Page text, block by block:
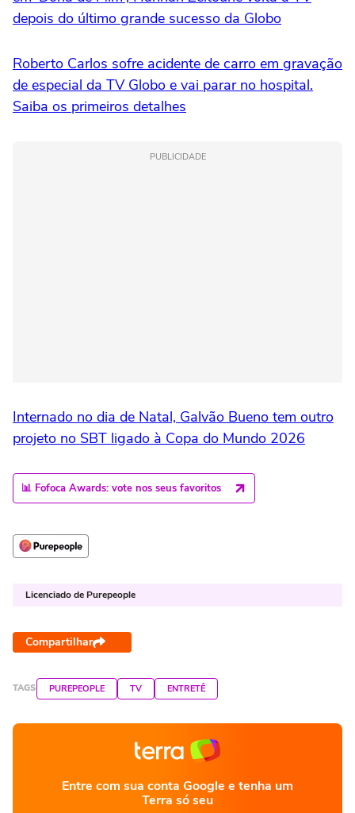
depois do último grande sucesso da Globo
Roberto Carlos sofre acidente de carro em gravação
de especial da TV Globo e vai parar no hospital.
Saiba os primeiros detalhes
PUBLICIDADE
Internado no dia de Natal, Galvão Bueno tem outro
projeto no SBT ligado à Copa do Mundo 2026
📊 Fofoca Awards: vote nos seus favoritos
Licenciado de Purepeople
Compartilhar
TAGS PUREPEOPLE TV ENTRETÊ
Entre com sua conta Google e tenha um
Terra só seu